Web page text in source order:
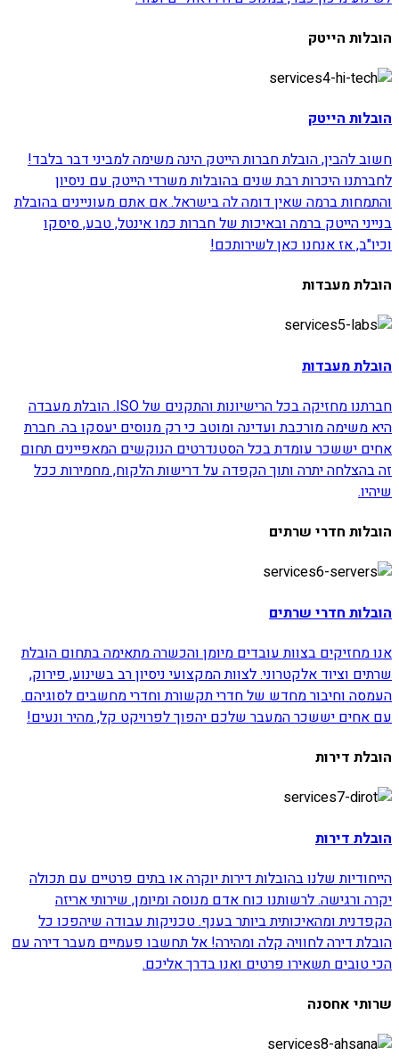
הובלות הייטק
הובלות הייטק
חשוב להבין, הובלת חברות הייטק הינה משימה למביני דבר בלבד!
לחברתנו היכרות רבת שנים בהובלות משרדי הייטק עם ניסיון
והתמחות ברמה שאין דומה לה בישראל. אם אתם מעוניינים בהובלת
בנייני הייטק ברמה ובאיכות של חברות כמו אינטל, טבע, סיסקו
וכיו"ב, אז אנחנו כאן לשירותכם!
הובלת מעבדות
הובלת מעבדות
חברתנו מחזיקה בכל הרישיונות והתקנים של ISO. הובלת מעבדה
היא משימה מורכבת ועדינה ומוטב כי רק מנוסים יעסקו בה. חברת
אחים יששכר עומדת בכל הסטנדרטים הנוקשים המאפיינים תחום
זה בהצלחה יתרה ותוך הקפדה על דרישות הלקוח, מחמירות ככל
שיהיו.
הובלות חדרי שרתים
הובלות חדרי שרתים
אנו מחזיקים בצוות עובדים מיומן והכשרה מתאימה בתחום הובלת
שרתים וציוד אלקטרוני. לצוות המקצועי ניסיון רב בשינוע, פירוק,
העמסה וחיבור מחדש של חדרי תקשורת וחדרי מחשבים לסוגיהם.
עם אחים יששכר המעבר שלכם יהפוך לפרויקט קל, מהיר ונעים!
הובלת דירות
הובלת דירות
הייחודיות שלנו בהובלות דירות יוקרה או בתים פרטיים עם תכולה
יקרה ורגישה. לרשותנו כוח אדם מנוסה ומיומן, שירותי אריזה
הקפדנית ומהאיכותית ביותר בענף. טכניקות עבודה שיהפכו כל
הובלת דירה לחוויה קלה ומהירה! אל תחשבו פעמיים מעבר דירה עם
הכי טובים תשאירו פרטים ואנו בדרך אליכם.
שרותי אחסנה